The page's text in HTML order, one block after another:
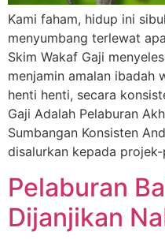
Kami faham, hidup ini
menyumbang terlewat
Skim Wakaf Gaji
menjamin amalan ibadah
henti henti, secara
Gaji Adalah Pelaburan
Sumbangan Konsisten
disalurkan kepada
Pelaburan
Dijanjikan